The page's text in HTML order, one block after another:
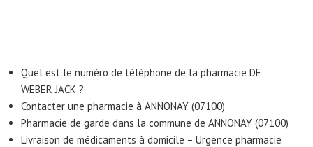
Quel est le numéro de téléphone de la pharmacie DE
WEBER JACK ?
Contacter une pharmacie à ANNONAY (07100)
Pharmacie de garde dans la commune de ANNONAY (07100)
Livraison de médicaments à domicile – Urgence pharmacie